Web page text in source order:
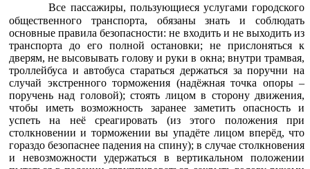
Все пассажиры, пользующиеся услугами городского
общественного транспорта, обязаны знать и соблюдать
основные правила безопасности: не входить и не выходить из
транспорта до его полной остановки; не прислоняться к
дверям, не высовывать голову и руки в окна; внутри трамвая,
троллейбуса и автобуса стараться держаться за поручни на
случай экстренного торможения (надёжная точка опоры –
поручень над головой); стоять лицом в сторону движения,
чтобы иметь возможность заранее заметить опасность и
успеть на неё среагировать (из этого положения при
столкновении и торможении вы упадёте лицом вперёд, что
гораздо безопаснее падения на спину); в случае столкновения
и невозможности удержаться в вертикальном положении